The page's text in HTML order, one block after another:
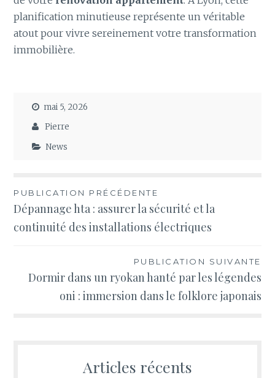
planification minutieuse représente un véritable
atout pour vivre sereinement votre transformation
immobilière.
mai 5, 2026
Pierre
News
Navigation
de
PUBLICATION PRÉCÉDENTE
Dépannage hta : assurer la sécurité et la
continuité des installations électriques
PUBLICATION SUIVANTE
Dormir dans un ryokan hanté par les légendes
oni : immersion dans le folklore japonais
Articles récents